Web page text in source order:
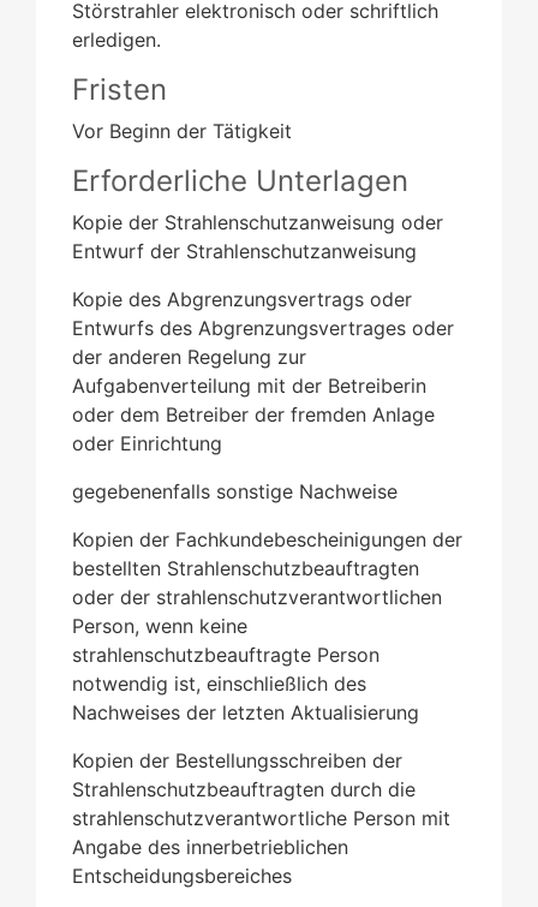
Störstrahler elektronisch oder schriftlich
erledigen.
Fristen
Vor Beginn der Tätigkeit
Erforderliche Unterlagen
Kopie der Strahlenschutzanweisung oder
Entwurf der Strahlenschutzanweisung
Kopie des Abgrenzungsvertrags oder
Entwurfs des Abgrenzungsvertrages oder
der anderen Regelung zur
Aufgabenverteilung mit der Betreiberin
oder dem Betreiber der fremden Anlage
oder Einrichtung
gegebenenfalls sonstige Nachweise
Kopien der Fachkundebescheinigungen der
bestellten Strahlenschutzbeauftragten
oder der strahlenschutzverantwortlichen
Person, wenn keine
strahlenschutzbeauftragte Person
notwendig ist, einschließlich des
Nachweises der letzten Aktualisierung
Kopien der Bestellungsschreiben der
Strahlenschutzbeauftragten durch die
strahlenschutzverantwortliche Person mit
Angabe des innerbetrieblichen
Entscheidungsbereiches